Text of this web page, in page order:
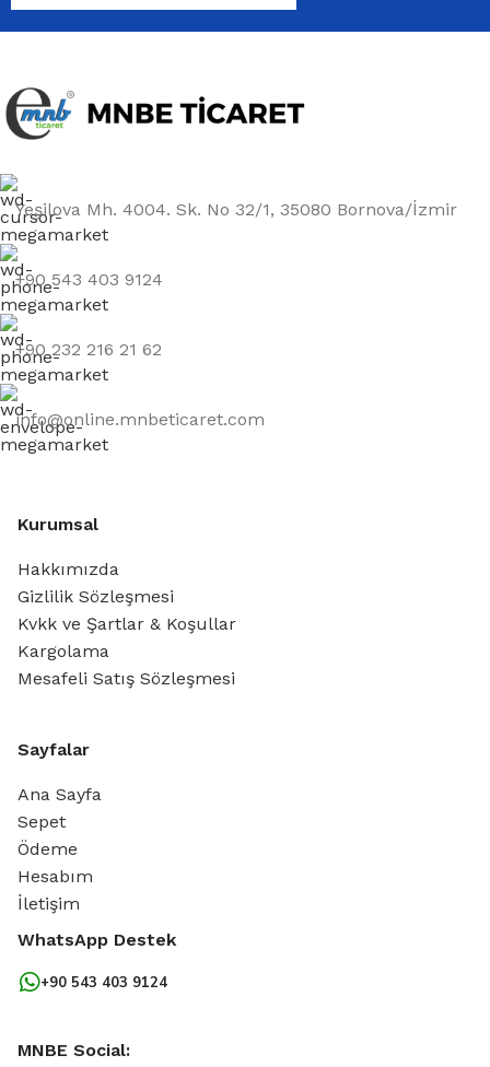
Yeşilova Mh. 4004. Sk. No 32/1, 35080 Bornova/İzmir
+90 543 403 9124
‎+90 232 216 21 62
info@online.mnbeticaret.com
Kurumsal
Hakkımızda
Gizlilik Sözleşmesi
Kvkk ve Şartlar & Koşullar
Kargolama
Mesafeli Satış Sözleşmesi
Sayfalar
Ana Sayfa
Sepet
Ödeme
Hesabım
İletişim
WhatsApp Destek
+90 543 403 9124
MNBE Social: